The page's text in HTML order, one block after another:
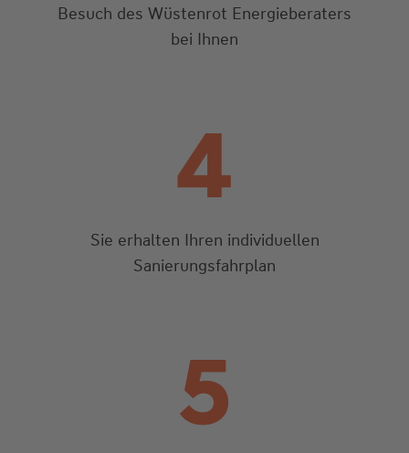
Besuch des Wüstenrot Energieberaters
bei Ihnen
4
Sie erhalten Ihren individuellen
Sanierungsfahrplan
5